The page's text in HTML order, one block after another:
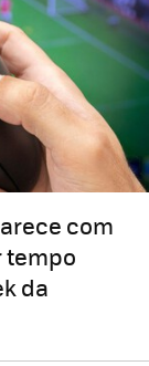
com
tempo
da